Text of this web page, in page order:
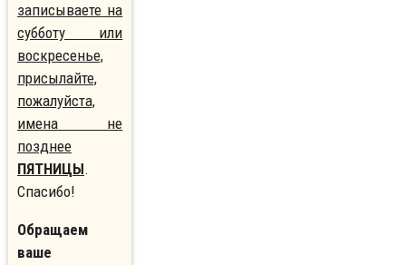
записываете на
субботу или
воскресенье,
присылайте,
пожалуйста,
имена не
позднее
ПЯТНИЦЫ.
Спасибо!
Обращаем
ваше